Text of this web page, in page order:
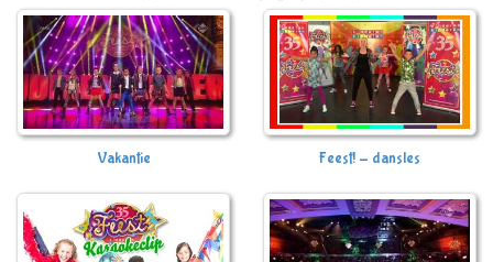
Vakantie Feest! - dansles